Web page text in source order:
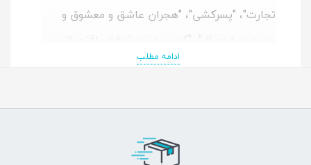
تجارت"، "پسرکشی"، "هجران عاشق و معشوق و
رسیدن به وصال"، "کسب هنر و نجات یافتن از
مرگ" و "دوری پدر از پسر از بدو تولد و شناختن او
کودکی".
ادامه مطلب